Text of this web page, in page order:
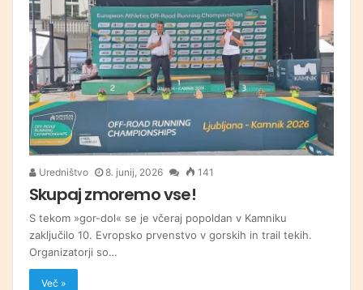
Uredništvo 8. junij, 2026 141
Skupaj zmoremo vse!
S tekom »gor-dol« se je včeraj popoldan v Kamniku
zaključilo 10. Evropsko prvenstvo v gorskih in trail tekih.
Organizatorji so…
Več »